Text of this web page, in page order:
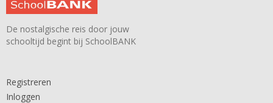
De nostalgische reis door jouw
schooltijd begint bij SchoolBANK
Registreren
Inloggen